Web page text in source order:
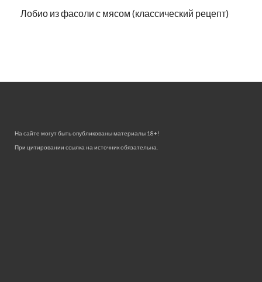
Лобио из фасоли с мясом (классический рецепт)
На сайте могут быть опубликованы материалы 18+!
При цитировании ссылка на источник обязательна.